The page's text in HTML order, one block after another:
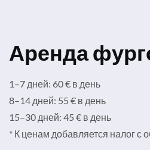
Аренда
1–7 дней: 60 € в день
8–14 дней: 55 € в день
15–30 дней: 45 € в день
* К ценам добавляется налог с